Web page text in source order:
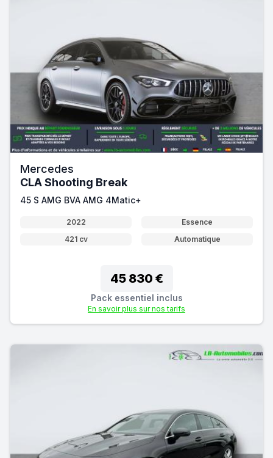
Mercedes
CLA Shooting Break
45 S AMG BVA AMG 4Matic+
2022
Essence
421 cv
Automatique
45 830 €
Pack essentiel inclus
En savoir plus sur nos tarifs